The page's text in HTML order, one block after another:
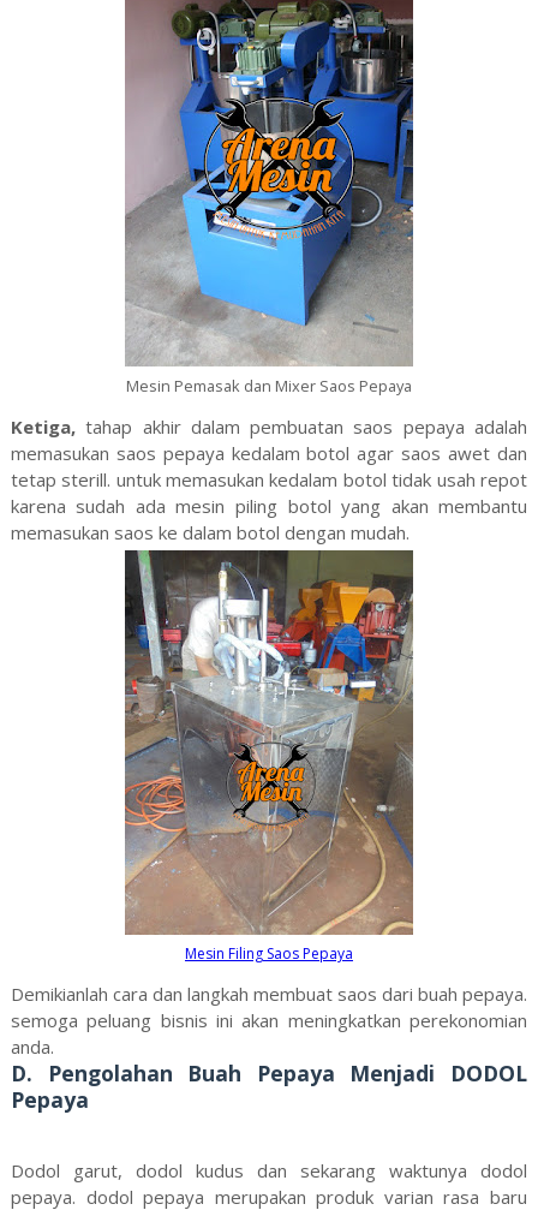
Mesin Pemasak dan Mixer Saos Pepaya
Ketiga,tahap akhir dalam pembuatan saos pepaya adalah
memasukan saos pepaya kedalam botol agar saos awet dan
tetap sterill. untuk memasukan kedalam botol tidak usah repot
karena sudah ada mesin piling botol yang akan membantu
memasukan saos ke dalam botol dengan mudah.
Mesin Filing Saos Pepaya
Demikianlah cara dan langkah membuat saos dari buah pepaya.
semoga peluang bisnis ini akan meningkatkan perekonomian
anda.
D. Pengolahan Buah Pepaya Menjadi DODOL
Pepaya
Dodol garut, dodol kudus dan sekarang waktunya dodol
pepaya. dodol pepaya merupakan produk varian rasa baru